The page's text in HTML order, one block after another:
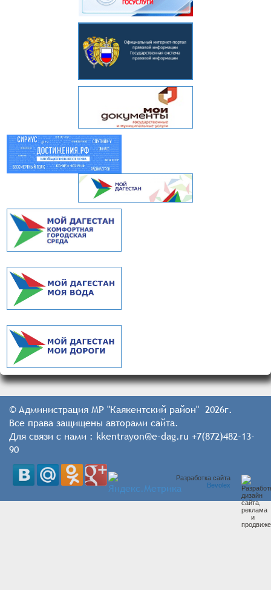
© Администрация МР "Каякентский район" 2026г.
Все права защищены авторами сайта.
Для связи с нами : kkentrayon@e-dag.ru +7(872)482-13-
90
Разработка сайта
Bevolex